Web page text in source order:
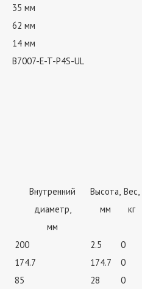
35 мм
62 мм
14 мм
B7007-E-T-P4S-UL
Внутренний
диаметр,
мм
Высота,
мм
Вес,
кг
200 2.5
0
174.7 174.7
0
85 28
0